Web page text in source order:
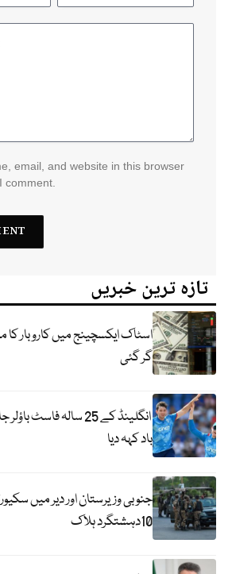
email, and website in this browser
comment.
تازہ ترین خبریں
اسٹاک ایکسچینج میں کاروبار کا
گر گئی
انگلینڈ کے 25 سالہ
باد کہہ دیا
جنوبی وزیرستان اور دیر میں
10دہشتگرد ہلاک